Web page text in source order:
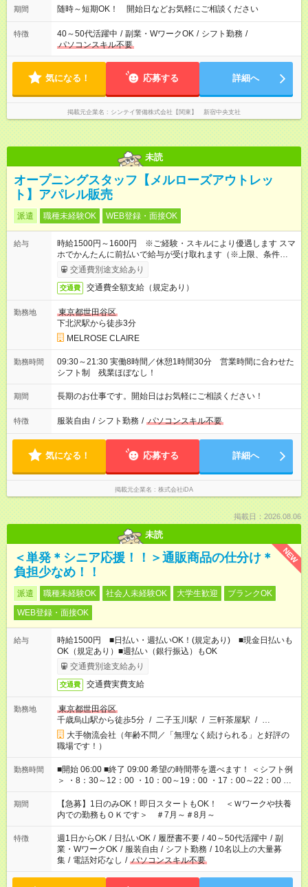
期間 随時～短期OK！ 開始日などお気軽にご相談ください
特徴 40～50代活躍中 / 副業・WワークOK / シフト勤務 /
パソコンスキル不要
気になる！ 応募する 詳細へ
掲載元企業名 シンテイ警備株式会社【関東】 新宿中央支社
未読
オープニングスタッフ【メルローズアウトレッ
ト】アパレル販売
派遣 職種未経験OK WEB登録・面接OK
給与
時給1500円～1600円 ※ご経験・スキルにより優遇します スマ
ホでかんたんに前払いで給与が受け取れます（※上限、条件あ
り）交通費別途支給あり
交通費 交通費全額支給（規定あり）
勤務地
東京都世田谷区
下北沢駅から徒歩3分
MELROSE CLAIRE
勤務時間
09:30～21:30 実働8時間／休憩1時間30分 営業時間に合わせた
シフト制 残業ほぼなし！
期間 長期のお仕事です。開始日はお気軽にご相談ください！
特徴 服装自由 / シフト勤務 / パソコンスキル不要
気になる！ 応募する 詳細へ
掲載元企業名 株式会社iDA
掲載日：2026.08.06
未読
NEW
＜単発＊シニア応援！！＞通販商品の仕分け＊
負担少なめ！！
派遣 職種未経験OK 社会人未経験OK 大学生歓迎
ブランクOK
WEB登録・面接OK
給与
時給1500円 ■日払い・週払いOK！(規定あり) ■現金日払いも
OK（規定あり）■週払い（銀行振込）もOK
交通費別途支給あり
交通費 交通費実費支給
勤務地
東京都世田谷区
千歳烏山駅から徒歩5分 / 二子玉川駅 / 三軒茶屋駅 / …
大手物流会社（年齢不問／「無理なく続けられる」と好評の
職場です！）
勤務時間
■開始 06:00 ■終了 09:00 希望の時間帯を選べます！ ＜シフト例
＞ ・8：30～12：00 ・10：00～19：00 ・17：00～22：00 ・
13：00～22：00 ・22：00～翌6：00 など
期間
【急募】1日のみOK！即日スタートもOK！ ＜Ｗワークや扶養
内での勤務もＯＫです＞ ＃7月～＃8月～
特徴 週1日からOK / 日払いOK / 履歴書不要 / 40～50代活躍中 / 副
業・WワークOK / 服装自由 / シフト勤務 / 10名以上の大量募
集 / 電話対応なし / パソコンスキル不要